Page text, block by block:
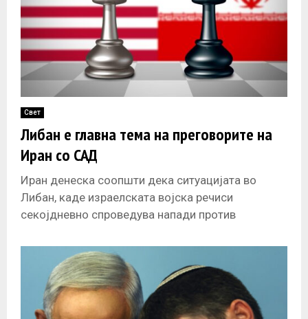
Свет
Либан е главна тема на преговорите на
Иран со САД
Иран денеска соопшти дека ситуацијата во
Либан, каде израелската војска речиси
секојдневно спроведува напади против
САД што